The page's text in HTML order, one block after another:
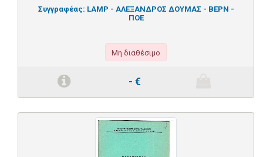
Συγγραφέας: LAMP - ΑΛΕΞΑΝΔΡΟΣ ΔΟΥΜΑΣ - ΒΕΡΝ -
ΠΟΕ
Μη διαθέσιμο
- €